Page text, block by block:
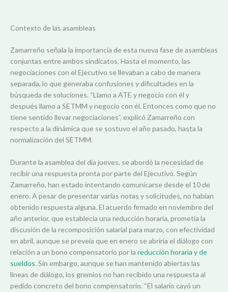
Contexto de las asambleas
Zamarreño señala la importancia de esta nueva fase de asambleas
conjuntas entre ambos sindicatos. Hasta el momento, las
negociaciones con el Ejecutivo se llevaban a cabo de manera
separada, lo que generaba confusiones y dificultades en la
búsqueda de soluciones. “Llamo a ATE y negocio con él y
después llamo a SETMM y negocio con él. Entonces como que no
tiene sentido llevar negociaciones”, explicó Zamarreño con
respecto a la dinámica que se sostuvo el año pasado, hasta la
normalización del SETMM.
Durante la asamblea del día jueves, se abordó la necesidad de
recibir una respuesta pronta por parte del Ejecutivo. Según
Zamarreño, han estado intentando comunicarse desde el 10 de
enero. A pesar de presentar varias notas y solicitudes, no habían
obtenido respuesta alguna. El acuerdo firmado en noviembre del
año anterior, que establecía una reducción horaria, prometía la
discusión de la recomposición salarial para marzo, con efectividad
en abril, aunque se preveía que en enero se abriría el diálogo con
relación a un bono compensatorio por la reducción horaria y de
sueldos. Sin embargo, aunque se han mantenido abiertas las
líneas de diálogo, los gremios no han recibido una respuesta al
pedido concreto del bono compensatorio. “El salario cayó un